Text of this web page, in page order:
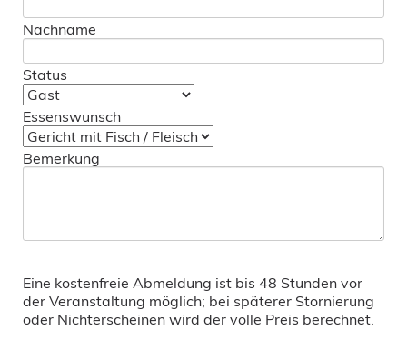
Nachname
Status
Essenswunsch
Bemerkung
Eine kostenfreie Abmeldung ist bis 48 Stunden vor
der Veranstaltung möglich; bei späterer Stornierung
oder Nichterscheinen wird der volle Preis berechnet.